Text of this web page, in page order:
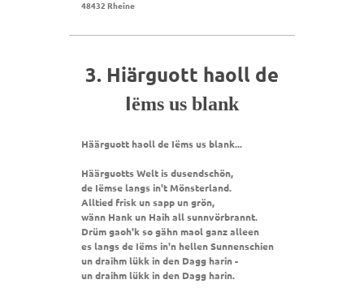
48432 Rheine
3. Hiärguott haoll de
Iëms us blank
Häärguott haoll de Iëms us blank...
Häärguotts Welt is dusendschön,
de Iëmse langs in't Mönsterland.
Alltied frisk un sapp un grön,
wänn Hank un Haih all sunnvörbrannt.
Drüm gaoh'k so gähn maol ganz alleen
es langs de Iëms in'n hellen Sunnenschien
un draihm lükk in den Dagg harin -
un draihm lükk in den Dagg harin.